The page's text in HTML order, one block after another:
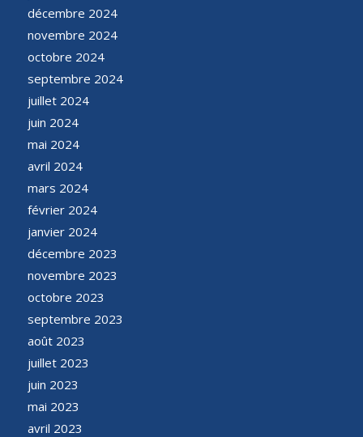
décembre 2024
novembre 2024
octobre 2024
septembre 2024
juillet 2024
juin 2024
mai 2024
avril 2024
mars 2024
février 2024
janvier 2024
décembre 2023
novembre 2023
octobre 2023
septembre 2023
août 2023
juillet 2023
juin 2023
mai 2023
avril 2023